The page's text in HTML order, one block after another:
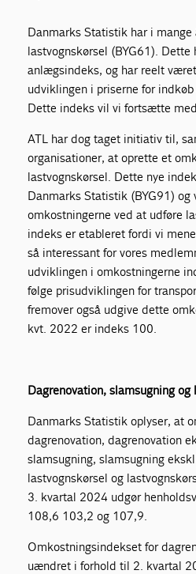
Danmarks Statistik har i
lastvognskørsel (BYG61).
anlægsindeks, og har reelt
udviklingen i priserne for
Dette indeks vil vi fortsætte
ATL har dog taget initiativ til,
organisationer, at oprette et
lastvognskørsel. Dette nye
Danmarks Statistik (BYG91)
omkostningerne ved at udføre
indeks er etableret fordi vi
så interessant for vores
udviklingen i omkostningerne
følge prisudviklingen for
fremover også udgive dette
kvt. 2022 er indeks 100.
Dagrenovation, slamsugning og
Danmarks Statistik oplyser, at
dagrenovation, dagrenovation
slamsugning, slamsugning
lastvognskørsel og
3. kvartal 2024 udgør
108,6 103,2 og 107,9.
Omkostningsindekset for
uændret i forhold til 2. kvartal